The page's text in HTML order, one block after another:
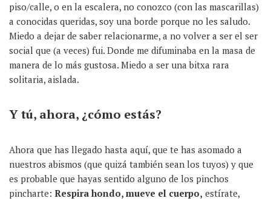
piso/calle, o en la escalera, no conozco (con las mascarillas)
a conocidas queridas, soy una borde porque no les saludo.
Miedo a dejar de saber relacionarme, a no volver a ser el ser
social que (a veces) fui. Donde me difuminaba en la masa de
manera de lo más gustosa. Miedo a ser una bitxa rara
solitaria, aislada.
Y tú, ahora, ¿cómo estás?
Ahora que has llegado hasta aquí, que te has asomado a
nuestros abismos (que quizá también sean los tuyos) y que
es probable que hayas sentido alguno de los pinchos
pincharte: Respira hondo, mueve el cuerpo, estírate,